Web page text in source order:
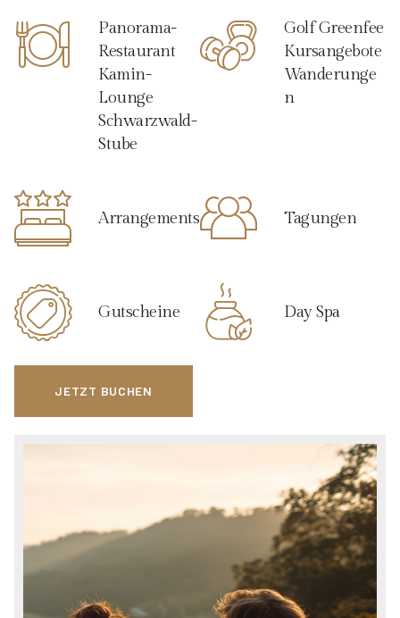
Panorama-
Restaurant
Kamin-
Lounge
Schwarzwald-
Stube
Golf Greenfee
Kursangebote
Wanderunge
n
Arrangements Tagungen
Gutscheine Day Spa
JETZT BUCHEN